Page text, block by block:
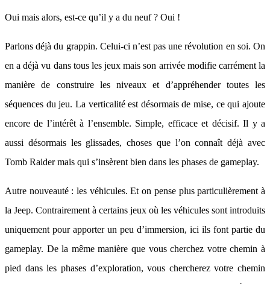
Oui mais alors, est-ce qu’il y a du neuf ? Oui !
Parlons déjà du grappin. Celui-ci n’est pas une révolution en soi. On
en a déjà vu dans tous les jeux mais son arrivée modifie carrément la
manière de construire les niveaux et d’appréhender toutes les
séquences du jeu. La verticalité est désormais de mise, ce qui ajoute
encore de l’intérêt à l’ensemble. Simple, efficace et décisif. Il y a
aussi désormais les glissades, choses que l’on connaît déjà avec
Tomb Raider mais qui s’insèrent bien dans les phases de gameplay.
Autre nouveauté : les véhicules. Et on pense plus particulièrement à
la Jeep. Contrairement à certains jeux où les véhicules sont introduits
uniquement pour apporter un peu d’immersion, ici ils font partie du
gameplay. De la même manière que vous cherchez votre chemin à
pied dans les phases d’exploration, vous chercherez votre chemin